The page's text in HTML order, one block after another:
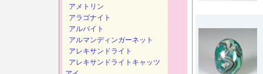
アメトリン
アラゴナイト
アルバイト
アルマンディンガーネット
アレキサンドライト
アレキサンドライトキャッツ